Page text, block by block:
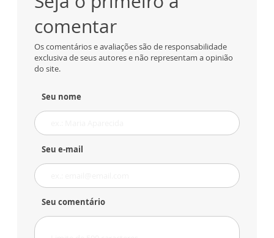
comentar
Os comentários e avaliações são de responsabilidade
exclusiva de seus autores e não representam a opinião
do site.
Seu nome
Seu e-mail
Seu comentário